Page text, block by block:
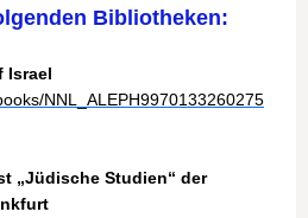
Bibliotheken:
Israel
NNL_ALEPH9970133260275
„Jüdische Studien“ der